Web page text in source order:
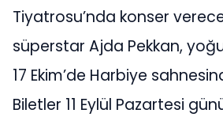
Tiyatrosu’nda konser
süperstar Ajda Pekkan,
17 Ekim’de Harbiye
Biletler 11 Eylül Pazartesi